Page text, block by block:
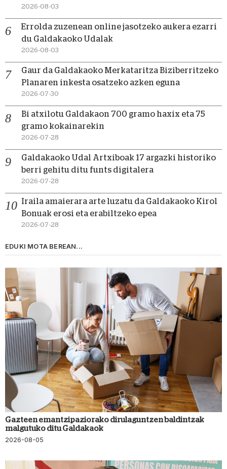
2026-08-03
Errolda zuzenean online jasotzeko aukera ezarri
du Galdakaoko Udalak
2026-08-03
Gaur da Galdakaoko Merkataritza Biziberritzeko
Planaren inkesta osatzeko azken eguna
2026-07-30
Bi atxilotu Galdakaon 700 gramo haxix eta 75
gramo kokainarekin
2026-07-28
Galdakaoko Udal Artxiboak 17 argazki historiko
berri gehitu ditu funts digitalera
2026-07-28
Iraila amaierara arte luzatu da Galdakaoko Kirol
Bonuak erosi eta erabiltzeko epea
2026-07-28
EDUKI MOTA BEREAN...
Gazteen emantzipaziorako dirulaguntzen baldintzak
malgutuko ditu Galdakaok
2026-08-05